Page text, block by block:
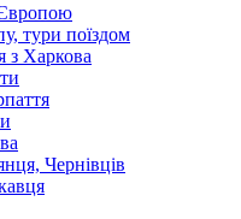
тури поїздом
з Харкова
Чернівців